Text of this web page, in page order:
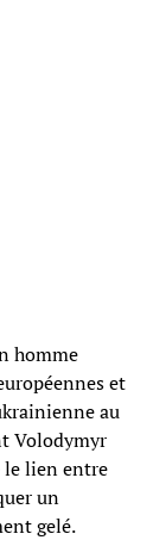
homme
et
au
Volodymyr
le lien entre
un
gelé.